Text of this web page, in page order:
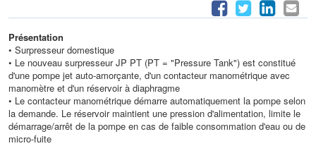
Présentation
• Surpresseur domestique
• Le nouveau surpresseur JP PT (PT = "Pressure Tank") est constitué
d'une pompe jet auto-amorçante, d'un contacteur manométrique avec
manomètre et d'un réservoir à diaphragme
• Le contacteur manométrique démarre automatiquement la pompe selon
la demande. Le réservoir maintient une pression d'alimentation, limite le
démarrage/arrêt de la pompe en cas de faible consommation d'eau ou de
micro-fuite